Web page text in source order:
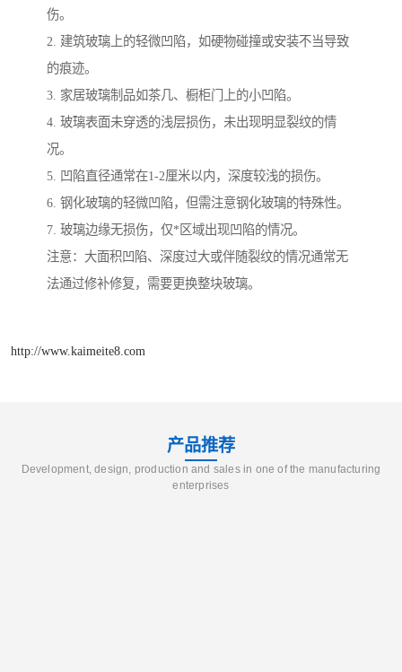
伤。
2. 建筑玻璃上的轻微凹陷，如硬物碰撞或安装不当导致
的痕迹。
3. 家居玻璃制品如茶几、橱柜门上的小凹陷。
4. 玻璃表面未穿透的浅层损伤，未出现明显裂纹的情
况。
5. 凹陷直径通常在1-2厘米以内，深度较浅的损伤。
6. 钢化玻璃的轻微凹陷，但需注意钢化玻璃的特殊性。
7. 玻璃边缘无损伤，仅*区域出现凹陷的情况。
注意：大面积凹陷、深度过大或伴随裂纹的情况通常无
法通过修补修复，需要更换整块玻璃。
http://www.kaimeite8.com
产品推荐
Development, design, production and sales in one of the manufacturing
enterprises